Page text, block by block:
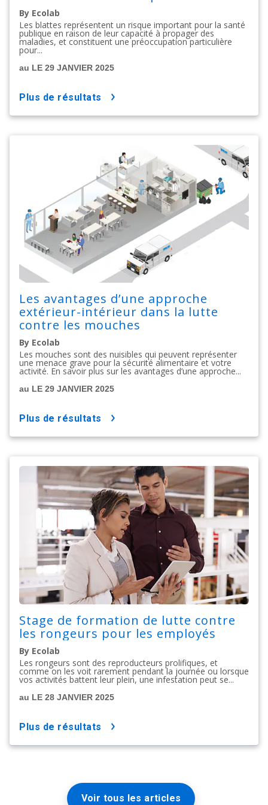
By Ecolab
Les blattes représentent un risque important pour la santé
publique en raison de leur capacité à propager des
maladies, et constituent une préoccupation particulière
pour...
au LE 29 JANVIER 2025
plus de résultats
Les avantages d’une approche
extérieur-intérieur dans la lutte
contre les mouches
By Ecolab
Les mouches sont des nuisibles qui peuvent représenter
une menace grave pour la sécurité alimentaire et votre
activité. En savoir plus sur les avantages d’une approche...
au LE 29 JANVIER 2025
plus de résultats
Stage de formation de lutte contre
les rongeurs pour les employés
By Ecolab
Les rongeurs sont des reproducteurs prolifiques, et
comme on les voit rarement pendant la journée ou lorsque
vos activités battent leur plein, une infestation peut se...
au LE 28 JANVIER 2025
plus de résultats
Voir tous les articles